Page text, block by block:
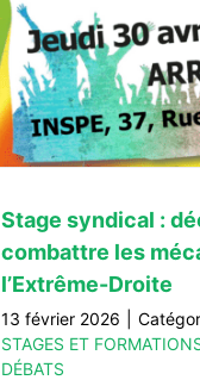
Stage syndical :
combattre les
l’Extrême-Droite
13 février 2026
STAGES ET
DÉBATS